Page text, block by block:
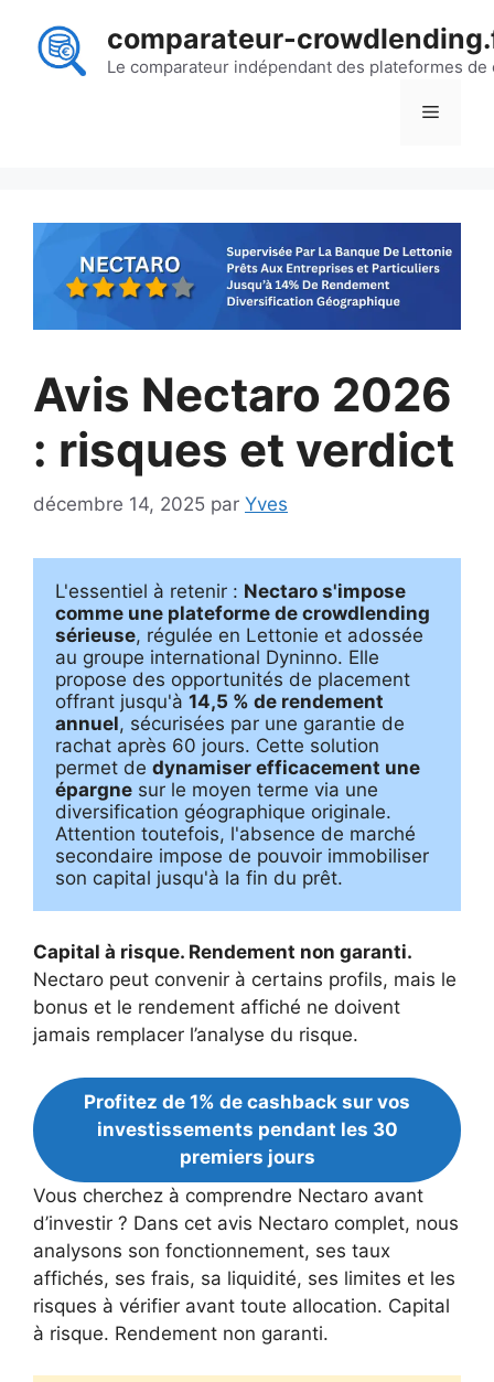
contenu
comparateur-
Le comparateur indépendant des plateformes
Menu
Avis Nectaro 2026
: risques et verdict
décembre 14, 2025 par Yves
L'essentiel à retenir : Nectaro s'impose
comme une plateforme de crowdlending
sérieuse, régulée en Lettonie et adossée
au groupe international Dyninno. Elle
propose des opportunités de placement
offrant jusqu'à 14,5 % de rendement
annuel, sécurisées par une garantie de
rachat après 60 jours. Cette solution
permet de dynamiser efficacement une
épargne sur le moyen terme via une
diversification géographique originale.
Attention toutefois, l'absence de marché
secondaire impose de pouvoir immobiliser
son capital jusqu'à la fin du prêt.
Capital à risque. Rendement non garanti.
Nectaro peut convenir à certains profils, mais le
bonus et le rendement affiché ne doivent
jamais remplacer l’analyse du risque.
Profitez de 1% de cashback sur vos
investissements pendant les 30
premiers jours
Vous cherchez à comprendre Nectaro avant
d’investir ? Dans cet avis Nectaro complet, nous
analysons son fonctionnement, ses taux
affichés, ses frais, sa liquidité, ses limites et les
risques à vérifier avant toute allocation. Capital
à risque. Rendement non garanti.